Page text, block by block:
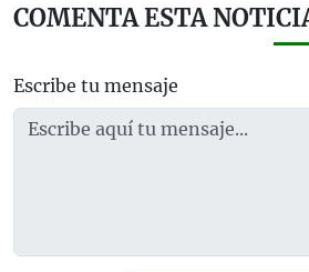
COMENTA ESTA
Escribe tu mensaje